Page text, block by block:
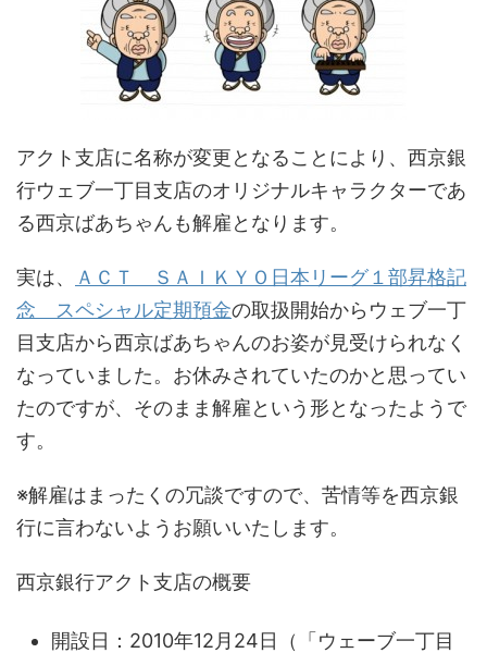
アクト支店に名称が変更となることにより、西京銀
行ウェブ一丁目支店のオリジナルキャラクターであ
る西京ばあちゃんも解雇となります。
実は、
ＡＣＴ ＳＡＩＫＹＯ日本リーグ１部昇格記
念 スペシャル定期預金の取扱開始からウェブ一丁
目支店から西京ばあちゃんのお姿が見受けられなく
なっていました。お休みされていたのかと思ってい
たのですが、そのまま解雇という形となったようで
す。
※解雇はまったくの冗談ですので、苦情等を西京銀
行に言わないようお願いいたします。
西京銀行アクト支店の概要
開設日：2010年12月24日（「ウェーブ一丁目